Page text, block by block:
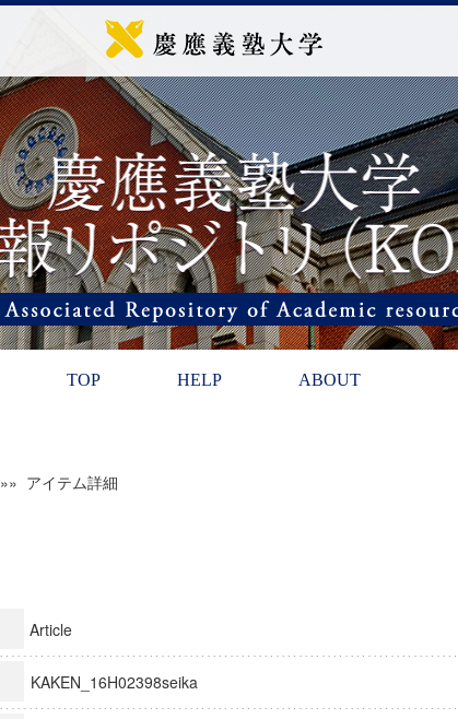
TOP HELP ABOUT
»» アイテム詳細
Article
KAKEN_16H02398seika